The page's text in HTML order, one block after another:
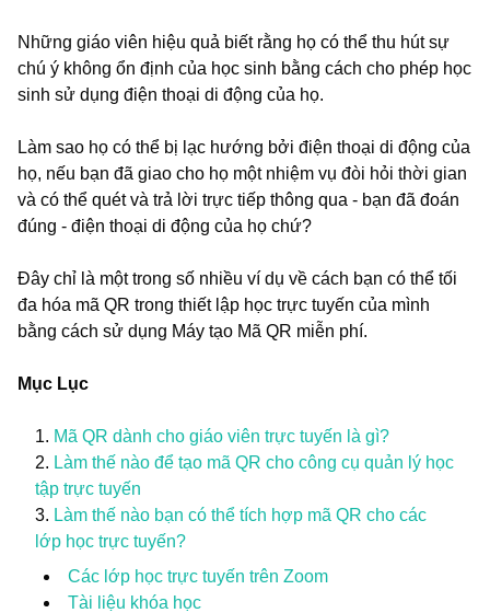
Những giáo viên hiệu quả biết rằng họ có thể thu hút sự
chú ý không ổn định của học sinh bằng cách cho phép học
sinh sử dụng điện thoại di động của họ.
Làm sao họ có thể bị lạc hướng bởi điện thoại di động của
họ, nếu bạn đã giao cho họ một nhiệm vụ đòi hỏi thời gian
và có thể quét và trả lời trực tiếp thông qua - bạn đã đoán
đúng - điện thoại di động của họ chứ?
Đây chỉ là một trong số nhiều ví dụ về cách bạn có thể tối
đa hóa mã QR trong thiết lập học trực tuyến của mình
bằng cách sử dụng Máy tạo Mã QR miễn phí.
Mục Lục
Mã QR dành cho giáo viên trực tuyến là gì?
Làm thế nào để tạo mã QR cho công cụ quản lý học
tập trực tuyến
Làm thế nào bạn có thể tích hợp mã QR cho các
lớp học trực tuyến?
Các lớp học trực tuyến trên Zoom
Tài liệu khóa học